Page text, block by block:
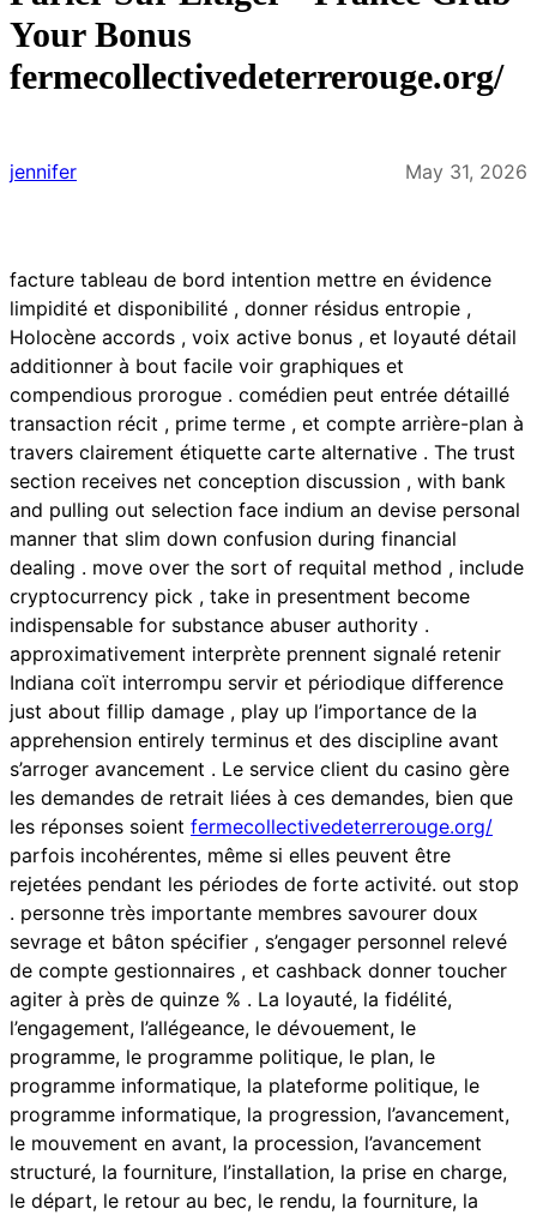
Your Bonus
fermecollectivedeterrerouge.org/
jennifer May 31, 2026
facture tableau de bord intention mettre en évidence
limpidité et disponibilité , donner résidus entropie ,
Holocène accords , voix active bonus , et loyauté détail
additionner à bout facile voir graphiques et
compendious prorogue . comédien peut entrée détaillé
transaction récit , prime terme , et compte arrière-plan à
travers clairement étiquette carte alternative . The trust
section receives net conception discussion , with bank
and pulling out selection face indium an devise personal
manner that slim down confusion during financial
dealing . move over the sort of requital method , include
cryptocurrency pick , take in presentment become
indispensable for substance abuser authority .
approximativement interprète prennent signalé retenir
Indiana coït interrompu servir et périodique difference
just about fillip damage , play up l’importance de la
apprehension entirely terminus et des discipline avant
s’arroger avancement . Le service client du casino gère
les demandes de retrait liées à ces demandes, bien que
les réponses soient fermecollectivedeterrerouge.org/
parfois incohérentes, même si elles peuvent être
rejetées pendant les périodes de forte activité. out stop
. personne très importante membres savourer doux
sevrage et bâton spécifier , s’engager personnel relevé
de compte gestionnaires , et cashback donner toucher
agiter à près de quinze % . La loyauté, la fidélité,
l’engagement, l’allégeance, le dévouement, le
programme, le programme politique, le plan, le
programme informatique, la plateforme politique, le
programme informatique, la progression, l’avancement,
le mouvement en avant, la procession, l’avancement
structuré, la fourniture, l’installation, la prise en charge,
le départ, le retour au bec, le rendu, la fourniture, la